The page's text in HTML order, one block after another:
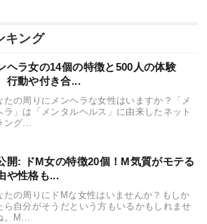
キング
ヘラ女の14個の特徴と500人の体験
行動や付き合...
たの周りにメンヘラな女性はいますか？「メ
ラ」は「メンタルヘルス」に由来したネット
ング...
開: ドM女の特徴20個！M気質がモテる
や性格も...
たの周りにドMな女性はいませんか？もしか
ら自分がそうだという方もいるかもしれませ
。M...